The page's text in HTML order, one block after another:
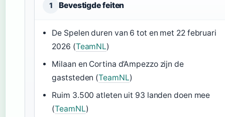
1 Bevestigde feiten
De Spelen duren van 6 tot en met 22 februari
2026 (TeamNL)
Milaan en Cortina d’Ampezzo zijn de
gaststeden (TeamNL)
Ruim 3.500 atleten uit 93 landen doen mee
(TeamNL)